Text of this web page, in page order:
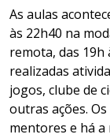
As aulas
às 22h40 na
remota, das 19h
realizadas
jogos, clube de
outras ações.
mentores e há a